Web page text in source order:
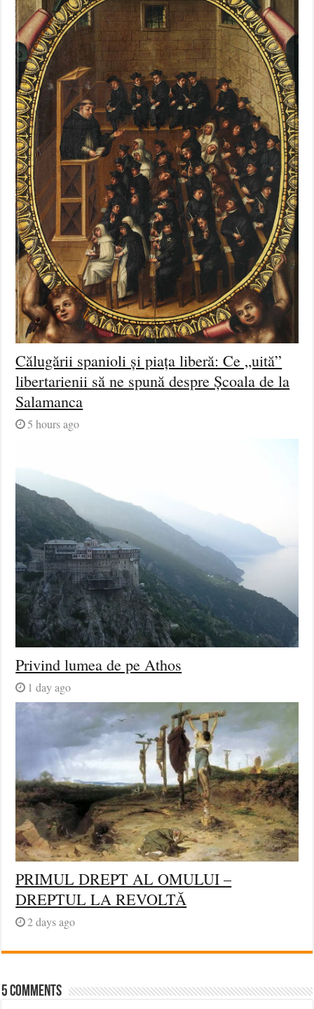
Călugării spanioli și piața liberă: Ce „uită”
libertarienii să ne spună despre Școala de la
Salamanca
5 hours ago
Privind lumea de pe Athos
1 day ago
PRIMUL DREPT AL OMULUI –
DREPTUL LA REVOLTĂ
2 days ago
5 comments